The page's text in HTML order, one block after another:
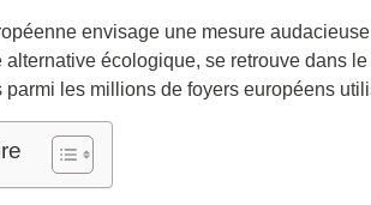
envisage une mesure
alternative écologique, se retrouve dans
parmi les millions de foyers européens